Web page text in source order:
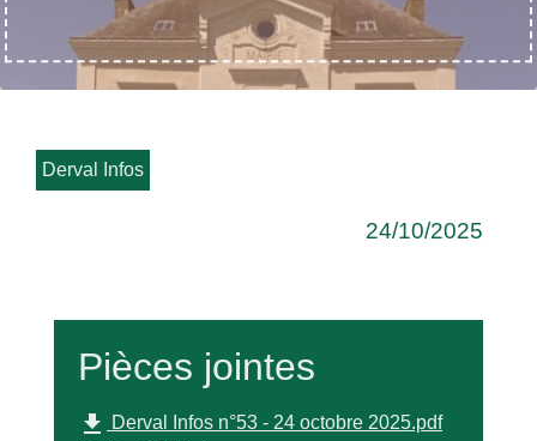
Derval Infos
24/10/2025
Pièces jointes
file_download
Derval Infos n°53 - 24 octobre 2025.pdf